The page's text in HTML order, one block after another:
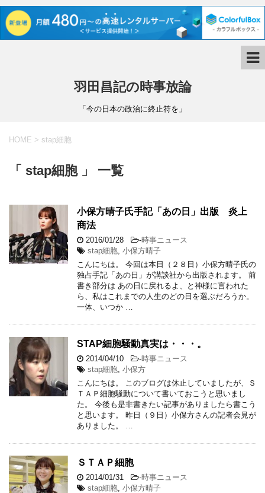
羽田昌記の時事放論
「今の日本の政治に終止符を」
HOME > stap細胞
「 stap細胞 」 一覧
小保方晴子氏手記「あの日」出版 炎上
商法
2016/01/28 -時事ニュース
stap細胞 小保方晴子
こんにちは。 今回は本日（２８日）小保方晴子氏の
独占手記「あの日」が講談社から出版されます。 前
書き部分は あの日に戻れるよ、と神様に言われた
ら、私はこれまでの人生のどの日を選ぶだろうか。
一体、いつか …
STAP細胞騒動真実は・・・。
2014/04/10 -時事ニュース
stap細胞 小保方
こんにちは。 このブログは休止していましたが、Ｓ
ＴＡＰ細胞騒動について書いておこうと思いまし
た。 今後も是非書きたい記事がありましたら書こう
と思います。 昨日（９日）小保方さんの記者会見が
ありました。 …
ＳＴＡＰ細胞
2014/01/31 -時事ニュース
stap細胞 小保方晴子